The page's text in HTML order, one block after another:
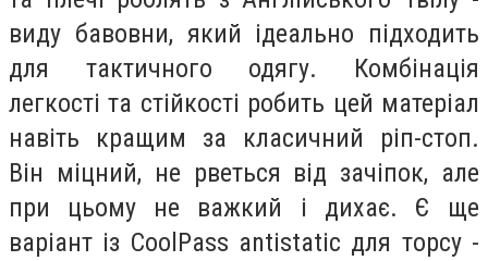
виду бавовни, який ідеально підходить
для тактичного одягу. Комбінація
легкості та стійкості робить цей матеріал
навіть кращим за класичний ріп-стоп.
Він міцний, не рветься від зачіпок, але
при цьому не важкий і дихає. Є ще
варіант із CoolPass antistatic для торсу -